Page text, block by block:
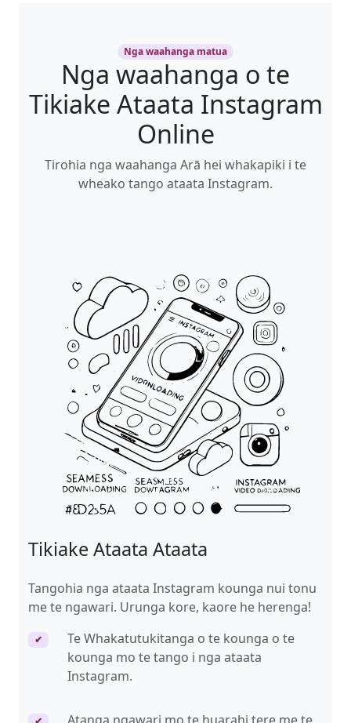
Nga waahanga matua
Nga waahanga o te
Tikiake Ataata Instagram
Online
Tirohia nga waahanga Arā hei whakapiki i te
wheako tango ataata Instagram.
Tikiake Ataata Ataata
Tangohia nga ataata Instagram kounga nui tonu
me te ngawari. Urunga kore, kaore he herenga!
✔
Te Whakatutukitanga o te kounga o te
kounga mo te tango i nga ataata
Instagram.